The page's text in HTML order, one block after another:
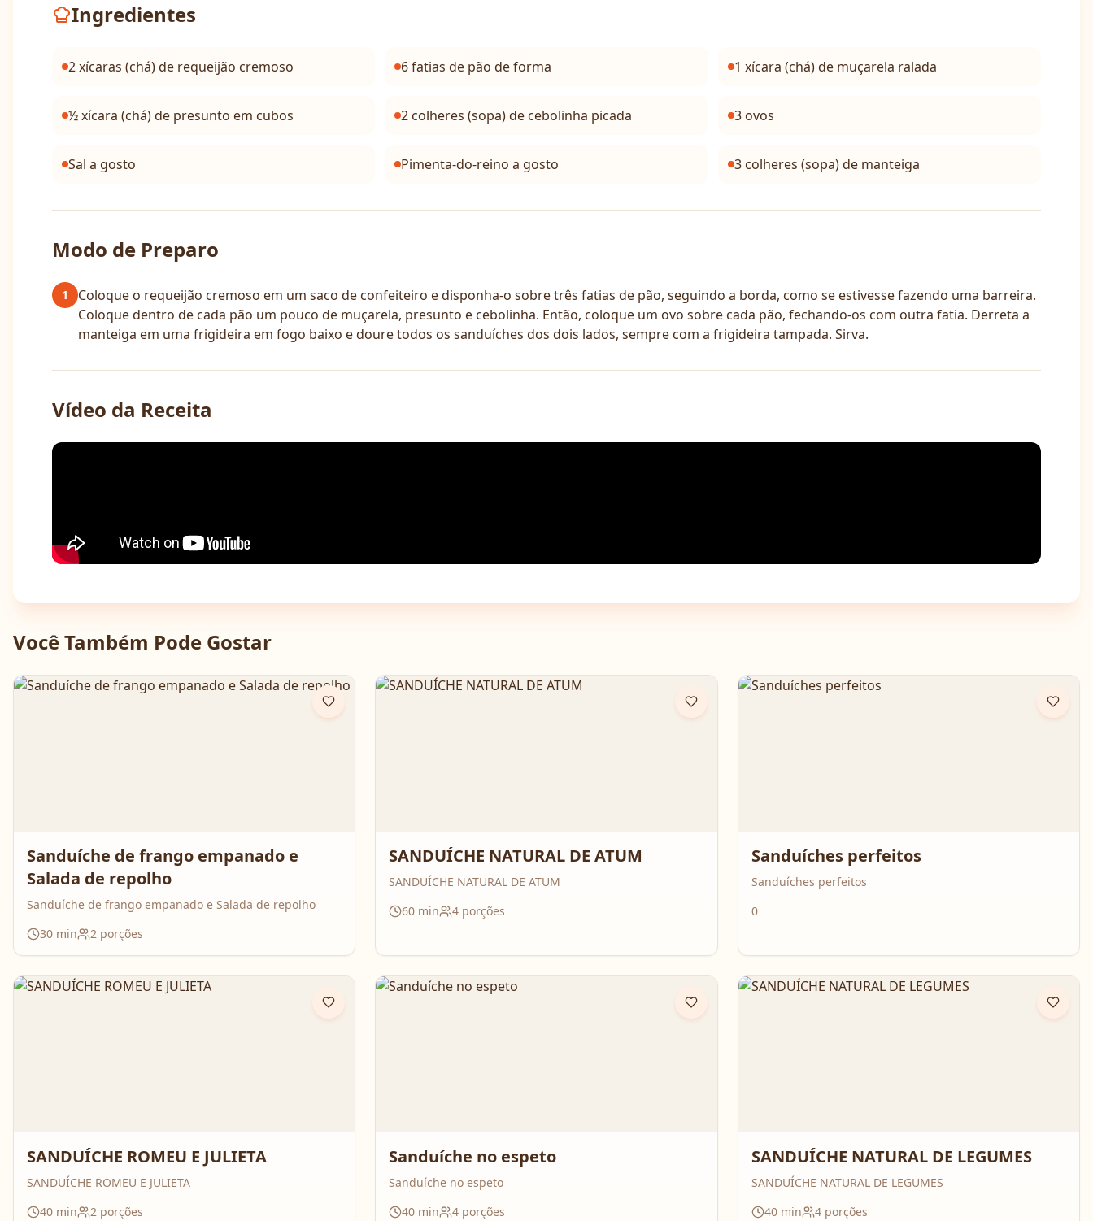
Ingredientes
2 xícaras (chá) de requeijão cremoso 6 fatias de pão de forma 1 xícara (chá) de muçarela ralada
½ xícara (chá) de presunto em cubos 2 colheres (sopa) de cebolinha picada 3 ovos
Sal a gosto Pimenta-do-reino a gosto 3 colheres (sopa) de manteiga
Modo de Preparo
1
Coloque o requeijão cremoso em um saco de confeiteiro e disponha-o sobre três fatias de pão, seguindo a borda, como se estivesse fazendo uma barreira.
Coloque dentro de cada pão um pouco de muçarela, presunto e cebolinha. Então, coloque um ovo sobre cada pão, fechando-os com outra fatia. Derreta a
manteiga em uma frigideira em fogo baixo e doure todos os sanduíches dos dois lados, sempre com a frigideira tampada. Sirva.
Vídeo da Receita
Você Também Pode Gostar
Sanduíche de frango empanado e
Salada de repolho
Sanduíche de frango empanado e Salada de repolho
30 min 2 porções
SANDUÍCHE NATURAL DE ATUM
SANDUÍCHE NATURAL DE ATUM
60 min 4 porções
Sanduíches perfeitos
Sanduíches perfeitos
0
SANDUÍCHE ROMEU E JULIETA
SANDUÍCHE ROMEU E JULIETA
40 min 2 porções
Sanduíche no espeto
Sanduíche no espeto
40 min 4 porções
SANDUÍCHE NATURAL DE LEGUMES
SANDUÍCHE NATURAL DE LEGUMES
40min 4porções